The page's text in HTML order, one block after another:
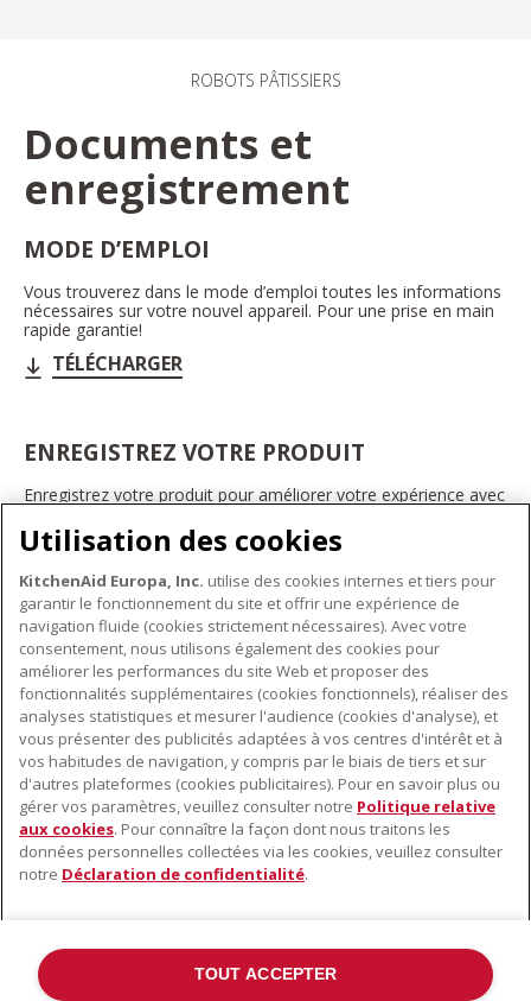
ROBOTS PÂTISSIERS
Documents et
enregistrement
MODE D’EMPLOI
Vous trouverez dans le mode d’emploi toutes les informations
nécessaires sur votre nouvel appareil. Pour une prise en main
rapide garantie!
TÉLÉCHARGER
ENREGISTREZ VOTRE PRODUIT
Enregistrez votre produit pour améliorer votre expérience avec
bénéficier d'offres et de promotions exclusives, recevoir des
conseils et des astuces, et bien plus encore.
INSCRIVEZ-VOUS DÈS À PRÉSENT
À PROPOS DE KITCHENAID
À propos de KitchenAid
Histoire de la marque
Communiqués de presse
ODR
NOS PRODUITS
Petits électroménagers
Matériel de cuisine
Accessoires
SERVICE CLIENT
Trouver un magasin
Utilisation des cookies
KitchenAid Europa, Inc. utilise des cookies internes et tiers pour
garantir le fonctionnement du site et offrir une expérience de
navigation fluide (cookies strictement nécessaires). Avec votre
consentement, nous utilisons également des cookies pour
améliorer les performances du site Web et proposer des
fonctionnalités supplémentaires (cookies fonctionnels), réaliser des
analyses statistiques et mesurer l'audience (cookies d'analyse), et
vous présenter des publicités adaptées à vos centres d'intérêt et à
vos habitudes de navigation, y compris par le biais de tiers et sur
d'autres plateformes (cookies publicitaires). Pour en savoir plus ou
gérer vos paramètres, veuillez consulter notre Politique relative
aux cookies. Pour connaître la façon dont nous traitons les
données personnelles collectées via les cookies, veuillez consulter
notre Déclaration de confidentialité.
TOUT ACCEPTER